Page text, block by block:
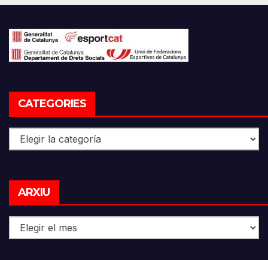
CATEGORIES
Categories
ARXIU